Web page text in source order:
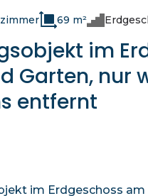
69 m²
im
Garten, nur
entfernt
im Erdgeschoss